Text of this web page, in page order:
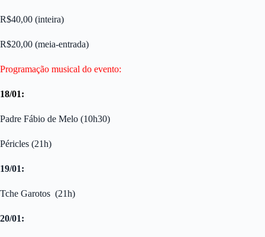
R$40,00 (inteira)
R$20,00 (meia-entrada)
Programação musical do evento:
18/01:
Padre Fábio de Melo (10h30)
Péricles (21h)
19/01:
Tche Garotos (21h)
20/01: